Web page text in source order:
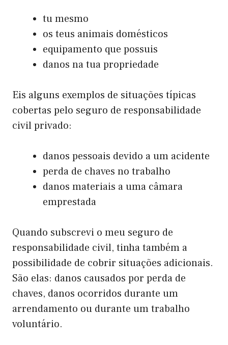
tu mesmo
os teus animais domésticos
equipamento que possuis
danos na tua propriedade
Eis alguns exemplos de situações típicas
cobertas pelo seguro de responsabilidade
civil privado:
danos pessoais devido a um acidente
perda de chaves no trabalho
danos materiais a uma câmara
emprestada
Quando subscrevi o meu seguro de
responsabilidade civil, tinha também a
possibilidade de cobrir situações adicionais.
São elas: danos causados por perda de
chaves, danos ocorridos durante um
arrendamento ou durante um trabalho
voluntário.